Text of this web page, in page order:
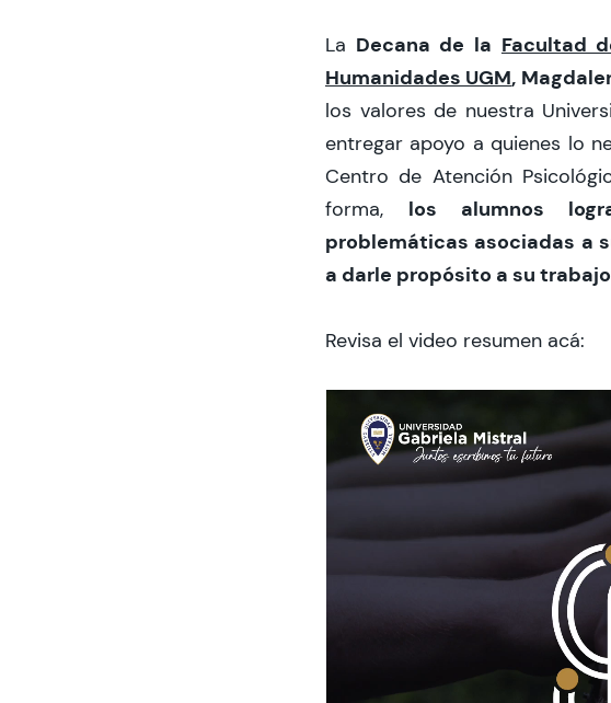
La Decana de la Facultad
Humanidades UGM,
los valores de nuestra
entregar apoyo a quienes lo
Centro de Atención
forma, los alumnos
problemáticas asociadas a
a darle propósito a su trabajo
Revisa el video resumen acá: